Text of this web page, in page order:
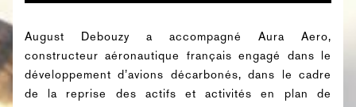
August Debouzy a accompagné Aura Aero,
constructeur aéronautique français engagé dans le
développement d’avions décarbonés, dans le cadre
de la reprise des actifs et activités en plan de